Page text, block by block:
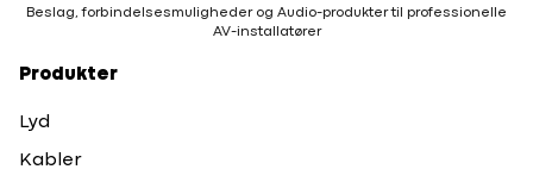
Beslag, forbindelsesmuligheder og Audio-produkter til professionelle
AV-installatører
Produkter
Lyd
Kabler